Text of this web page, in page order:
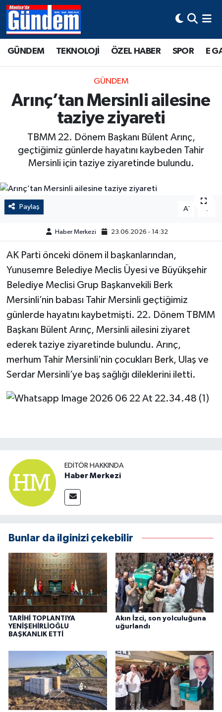
GÜNDEM TEKNOLOJİ ÖZEL HABER SPOR E
GÜNDEM
Arınç’tan Mersinli ailesine
taziye ziyareti
TBMM 22. Dönem Başkanı Bülent Arınç,
geçtiğimiz günlerde hayatını kaybeden Tahir
Mersinli için taziye ziyaretinde bulundu.
Paylaş A- A
Haber Merkezi 23.06.2026 - 14:32
AK Parti önceki dönem il başkanlarından,
Yunusemre Belediye Meclis Üyesi ve Büyükşehir
Belediye Meclisi Grup Başkanvekili Berk
Mersinli’nin babası Tahir Mersinli geçtiğimiz
günlerde hayatını kaybetmişti. 22. Dönem TBMM
Başkanı Bülent Arınç, Mersinli ailesini ziyaret
ederek taziye ziyaretinde bulundu. Arınç,
merhum Tahir Mersinli’nin çocukları Berk, Ulaş ve
Serdar Mersinli’ye baş sağlığı dileklerini iletti.
EDITÖR HAKKINDA
Haber Merkezi
Bunlar da ilginizi çekebilir
TARİHİ TOPLANTIYA
YENİŞEHİRLİOĞLU
BAŞKANLIK ETTİ
Akın İzci, son yolculuğuna
uğurlandı
Manisa Hava Durumu
Tüm Manşetler
Son Dakika Haberleri
Haber Arşivi